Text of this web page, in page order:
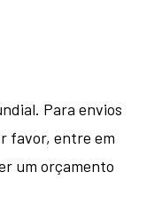
Para envios
favor, entre em
um orçamento